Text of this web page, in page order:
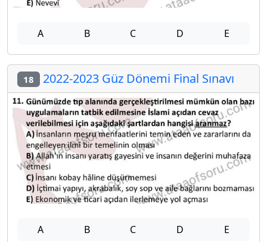
A B C D E
18 2022-2023 Güz Dönemi Final Sınavı
A B C D E